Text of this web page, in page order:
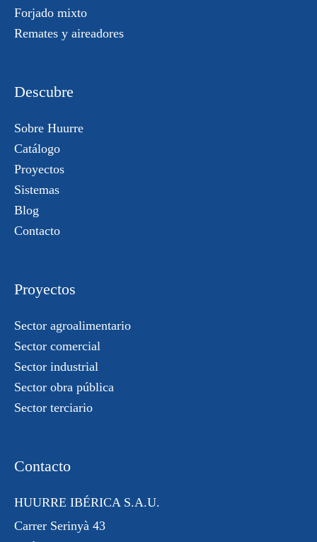
Forjado mixto
Remates y aireadores
Descubre
Sobre Huurre
Catálogo
Proyectos
Sistemas
Blog
Contacto
Proyectos
Sector agroalimentario
Sector comercial
Sector industrial
Sector obra pública
Sector terciario
Contacto
HUURRE IBÉRICA S.A.U.
Carrer Serinyà 43